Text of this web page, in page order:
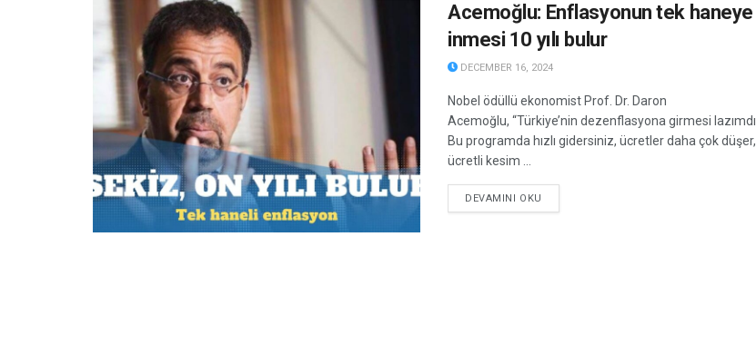
Acemoğlu: Enflasyonun tek haneye
inmesi 10 yılı bulur
DECEMBER 16, 2024
Nobel ödüllü ekonomist Prof. Dr. Daron
Acemoğlu, “Türkiye’nin dezenflasyona girmesi lazımdı.
Bu programda hızlı gidersiniz, ücretler daha çok düşer,
ücretli kesim ...
DEVAMINI OKU